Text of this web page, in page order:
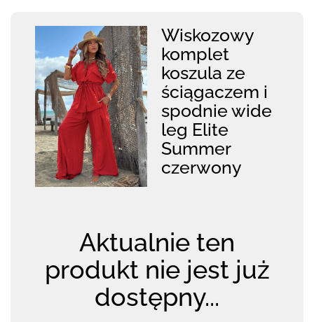
Wiskozowy
komplet
koszula ze
ściągaczem i
spodnie wide
leg Elite
Summer
czerwony
Aktualnie ten
produkt nie jest już
dostępny...